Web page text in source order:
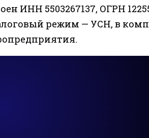
ИНН 5503267137, ОГРН
режим — УСН, в